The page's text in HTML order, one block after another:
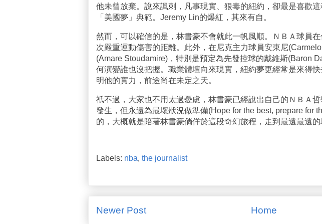
他未曾放棄。說來諷刺，凡事現實、狠毒的紐約，卻最是喜歡
「美國夢」典範。Jeremy Lin的爆紅，其來有自。
然而，可以確信的是，林書豪不會就此一帆風順。ＮＢＡ球員
次嚴重運動傷害的距離。此外，在尼克主力球員安東尼
(Amare Stoudamire)，特別是預定為先發控球的戴維斯(Baron
何演變誰也沒把握。職業體壇向來現實，紐約夢更經常是來得
明他的實力，前途尚在未定之天。
祇不過，大家也不用太過憂慮，林書豪已經說出自己的ＮＢＡ
發生，但永遠為最壞狀況做準備(Hope for the best, prepare for
的，大概就是陪著林書豪倘佯於這段奇幻旅程，走到最遠最遠的
Labels: nba, the journalist
Newer Post Home